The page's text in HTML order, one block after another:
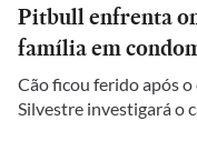
Pitbull enfrenta
família em
Cão ficou ferido após
Silvestre investigará o